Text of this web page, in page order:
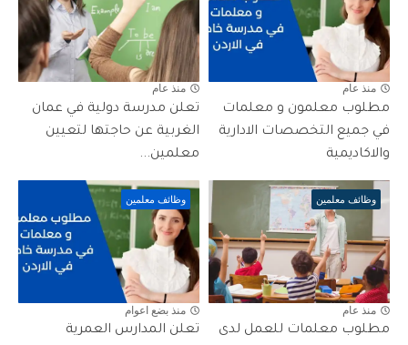
منذ عام
مطلوب معلمون و معلمات
في جميع التخصصات الادارية
والاكاديمية
منذ عام
تعلن مدرسة دولية في عمان
الغربية عن حاجتها لتعيين
معلمين...
وظائف معلمين
منذ عام
مطلوب معلمات للعمل لدى
وظائف معلمين
منذ بضع اعوام
تعلن المدارس العمرية